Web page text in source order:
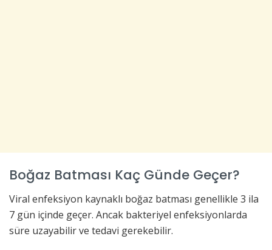
Boğaz Batması Kaç Günde Geçer?
Viral enfeksiyon kaynaklı boğaz batması genellikle 3 ila
7 gün içinde geçer. Ancak bakteriyel enfeksiyonlarda
süre uzayabilir ve tedavi gerekebilir.